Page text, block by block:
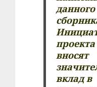
данного
проекта
вносят
вклад в